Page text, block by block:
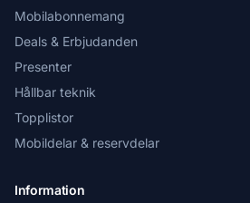
Mobilabonnemang
Deals & Erbjudanden
Presenter
Hållbar teknik
Topplistor
Mobildelar & reservdelar
Information